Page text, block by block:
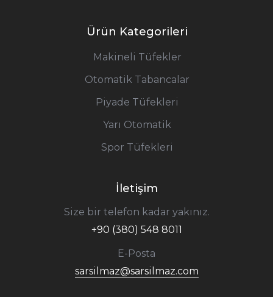
Ürün Kategorileri
Makineli Tüfekler
Otomatik Tabancalar
Piyade Tüfekleri
Yarı Otomatik
Spor Tüfekleri
İletişim
Size bir telefon kadar yakınız.
+90 (380) 548 8011
E-Posta
sarsilmaz@sarsilmaz.com